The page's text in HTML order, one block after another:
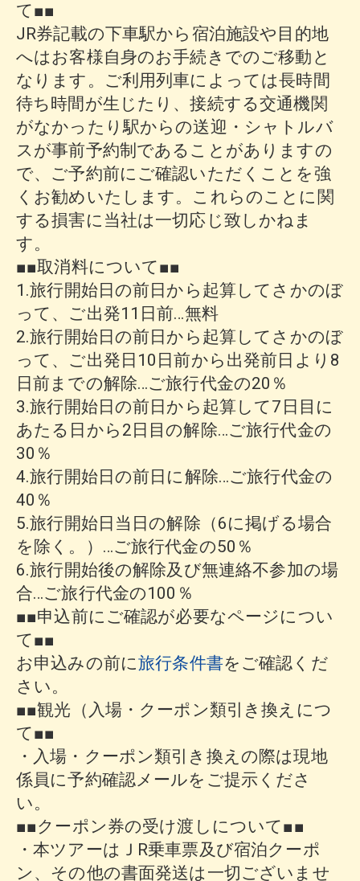
て■■
JR券記載の下車駅から宿泊施設や目的地
へはお客様自身のお手続きでのご移動と
なります。ご利用列車によっては長時間
待ち時間が生じたり、接続する交通機関
がなかったり駅からの送迎・シャトルバ
スが事前予約制であることがありますの
で、ご予約前にご確認いただくことを強
くお勧めいたします。これらのことに関
する損害に当社は一切応じ致しかねま
す。
■■取消料について■■
1.旅行開始日の前日から起算してさかのぼ
って、ご出発11日前…無料
2.旅行開始日の前日から起算してさかのぼ
って、ご出発日10日前から出発前日より8
日前までの解除…ご旅行代金の20％
3.旅行開始日の前日から起算して7日目に
あたる日から2日目の解除…ご旅行代金の
30％
4.旅行開始日の前日に解除…ご旅行代金の
40％
5.旅行開始日当日の解除（6に掲げる場合
を除く。）…ご旅行代金の50％
6.旅行開始後の解除及び無連絡不参加の場
合…ご旅行代金の100％
■■申込前にご確認が必要なページについ
て■■
お申込みの前に旅行条件書をご確認くだ
さい。
■■観光（入場・クーポン類引き換えにつ
て■■
・入場・クーポン類引き換えの際は現地
係員に予約確認メールをご提示くださ
い。
■■クーポン券の受け渡しについて■■
・本ツアーはＪR乗車票及び宿泊クーポ
ン、その他の書面発送は一切ございませ